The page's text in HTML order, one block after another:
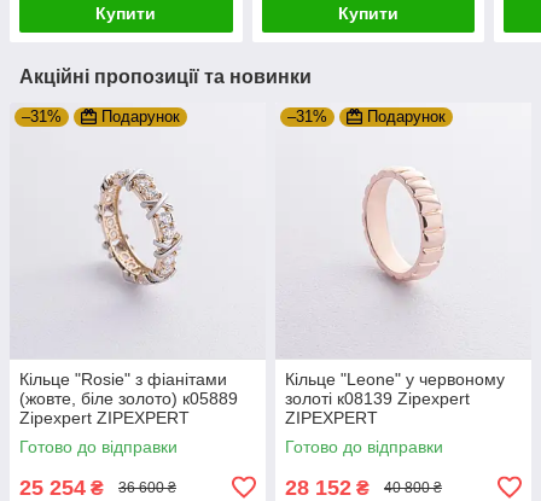
Купити Купити
Акційні пропозиції та новинки
–31% Подарунок
Кільце "Rosie" з фіанітами
(жовте, біле золото) к05889
Zipexpert ZIPEXPERT
Готово до відправки
25 254 ₴ 36 600 ₴
–31% Подарунок
Кільце "Leone" у червоному
золоті к08139 Zipexpert
ZIPEXPERT
Готово до відправки
28 152 ₴ 40 800 ₴